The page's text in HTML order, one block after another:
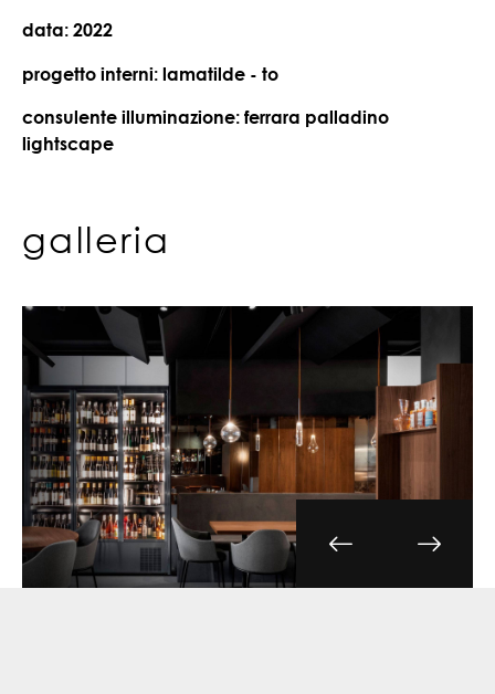
data: 2022
progetto interni: lamatilde - to
consulente illuminazione: ferrara palladino
lightscape
galleria